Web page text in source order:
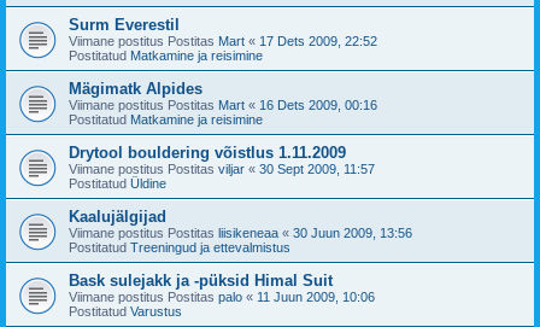
Surm Everestil
Viimane postitus Postitas Mart « 17 Dets 2009, 22:52
Postitatud Matkamine ja reisimine
Mägimatk Alpides
Viimane postitus Postitas Mart « 16 Dets 2009, 00:16
Postitatud Matkamine ja reisimine
Drytool bouldering võistlus 1.11.2009
Viimane postitus Postitas viljar « 30 Sept 2009, 11:57
Postitatud Üldine
Kaalujälgijad
Viimane postitus Postitas liisikeneaa « 30 Juun 2009, 13:56
Postitatud Treeningud ja ettevalmistus
Bask sulejakk ja -püksid Himal Suit
Viimane postitus Postitas palo « 11 Juun 2009, 10:06
Postitatud Varustus